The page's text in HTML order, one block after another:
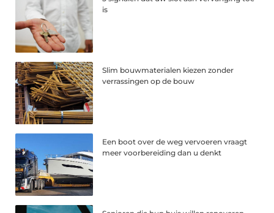
is
Slim bouwmaterialen kiezen zonder
verrassingen op de bouw
Een boot over de weg vervoeren vraagt
meer voorbereiding dan u denkt